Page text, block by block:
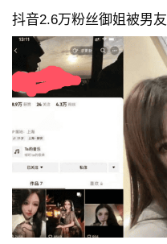
抖音2.6万粉丝御姐被男友